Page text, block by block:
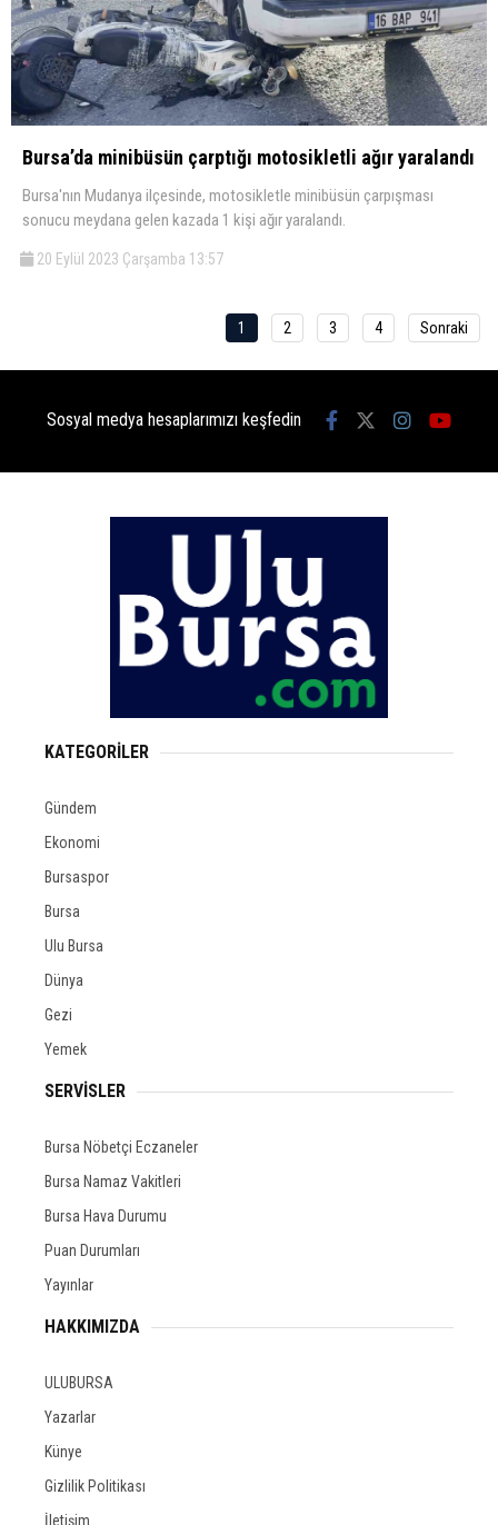
Bursa’da minibüsün çarptığı motosikletli ağır yaralandı
Bursa'nın Mudanya ilçesinde, motosikletle minibüsün çarpışması
sonucu meydana gelen kazada 1 kişi ağır yaralandı.
20 Eylül 2023 Çarşamba 13:57
1 2 3 4 Sonraki
Sosyal medya hesaplarımızı keşfedin
KATEGORİLER
Gündem
Ekonomi
Bursaspor
Bursa
Ulu Bursa
Dünya
Gezi
Yemek
SERVİSLER
Bursa Nöbetçi Eczaneler
Bursa Namaz Vakitleri
Bursa Hava Durumu
Puan Durumları
Yayınlar
HAKKIMIZDA
ULUBURSA
Yazarlar
Künye
Gizlilik Politikası
İletişim